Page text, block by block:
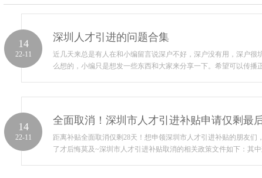
深圳人才引进的问题合集
近几天来总是有人在和小编留言说深户不好，深户没有用，深户
么想的，小编只是想发一些东西和大家来分享一下。希望可以传播
14
22-11
全面取消！深圳市人才引进补贴申请仅剩最
距离补贴全面取消仅剩28天！想申领深圳市人才引进补贴的朋友
了才后悔莫及~深圳市人才引进补贴取消的相关政策文件如下：其
14
22-11